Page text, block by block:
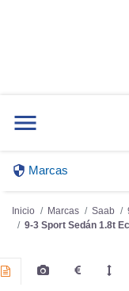
Marcas
Inicio Marcas Saab
9-3 Sport Sedán 1.8t